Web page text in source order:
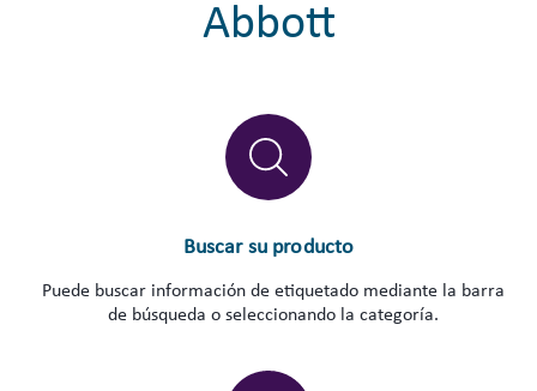
Abbott
Buscar su producto
Puede buscar información de etiquetado mediante la barra
de búsqueda o seleccionando la categoría.